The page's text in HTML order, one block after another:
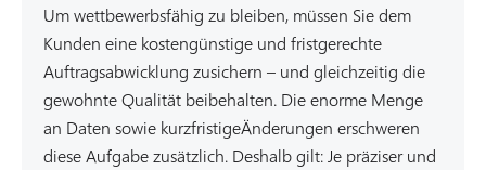
Um wettbewerbsfähig zu bleiben, müssen Sie dem
Kunden eine kostengünstige und fristgerechte
Auftragsabwicklung zusichern – und gleichzeitig die
gewohnte Qualität beibehalten. Die enorme Menge
an Daten sowie kurzfristigeÄnderungen erschweren
diese Aufgabe zusätzlich. Deshalb gilt: Je präziser und